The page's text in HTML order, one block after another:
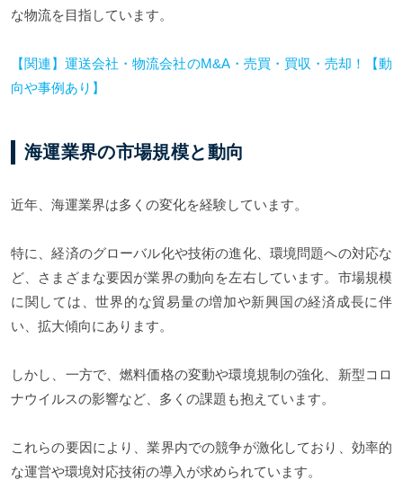
な物流を目指しています。
【関連】運送会社・物流会社のM&A・売買・買収・売却！【動
向や事例あり】
海運業界の市場規模と動向
近年、海運業界は多くの変化を経験しています。
特に、経済のグローバル化や技術の進化、環境問題への対応な
ど、さまざまな要因が業界の動向を左右しています。市場規模
に関しては、世界的な貿易量の増加や新興国の経済成長に伴
い、拡大傾向にあります。
しかし、一方で、燃料価格の変動や環境規制の強化、新型コロ
ナウイルスの影響など、多くの課題も抱えています。
これらの要因により、業界内での競争が激化しており、効率的
な運営や環境対応技術の導入が求められています。